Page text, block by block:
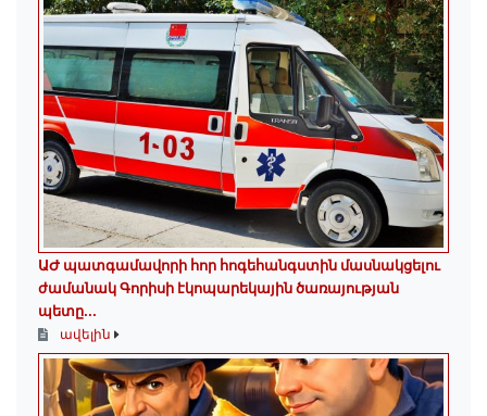
ԱԺ պատգամավորի հոր հոգեհանգստին մասնակցելու
ժամանակ Գորիսի էկոպարեկային ծառայության
պետը...
ավելին